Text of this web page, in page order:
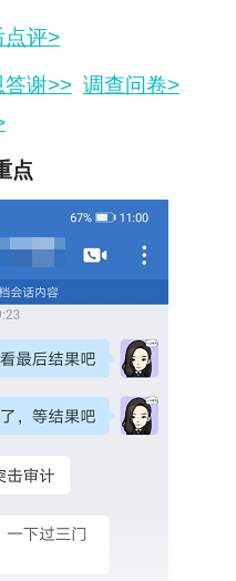
点评>
谢>> 调查问卷>
点